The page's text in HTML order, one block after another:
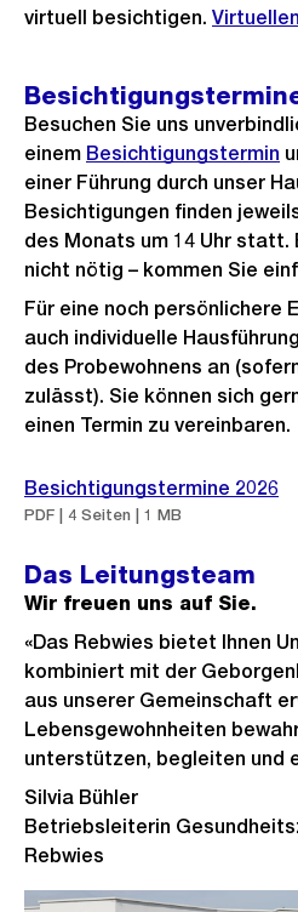
i
e
s
virtuell besichtigen. Externer
Besuchen Sie uns
einem Besichtigungstermin
einer Führung durch unser
Besichtigungen finden
des Monats um 14 Uhr statt.
nicht nötig – kommen Sie
Für eine noch persönlichere
auch individuelle
des Probewohnens an
zulässt). Sie können sich
einen Termin zu vereinbaren.
Besichtigungstermine 2026
PDF | 4 Seiten | 1 MB
Das Leitungsteam
Wir freuen uns auf Sie.
«Das Rebwies bietet Ihnen
kombiniert mit der
aus unserer Gemeinschaft
Lebensgewohnheiten
unterstützen, begleiten und
Silvia Bühler
Betriebsleiterin
Rebwies